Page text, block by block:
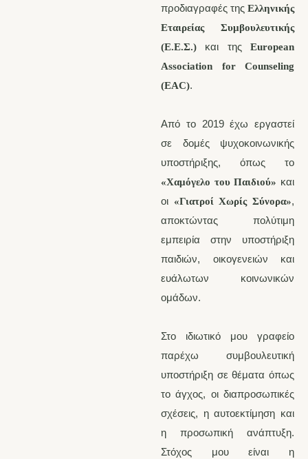
προδιαγραφές της Ελληνικής
Εταιρείας Συμβουλευτικής
(Ε.Ε.Σ.) και της European
Association for Counseling
(EAC).
Από το 2019 έχω εργαστεί
σε δομές ψυχοκοινωνικής
υποστήριξης, όπως το
«Χαμόγελο του Παιδιού» και
οι «Γιατροί Χωρίς Σύνορα»,
αποκτώντας πολύτιμη
εμπειρία στην υποστήριξη
παιδιών, οικογενειών και
ευάλωτων κοινωνικών
ομάδων.
Στο ιδιωτικό μου γραφείο
παρέχω συμβουλευτική
υποστήριξη σε θέματα όπως
το άγχος, οι διαπροσωπικές
σχέσεις, η αυτοεκτίμηση και
η προσωπική ανάπτυξη.
Στόχος μου είναι η